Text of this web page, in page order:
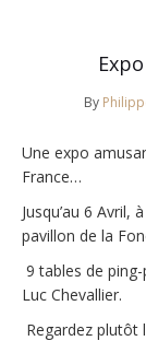
By
Une expo
France…
Jusqu’au 6 Avril,
pavillon de la
9 tables de
Luc Chevallier.
Regardez plutôt